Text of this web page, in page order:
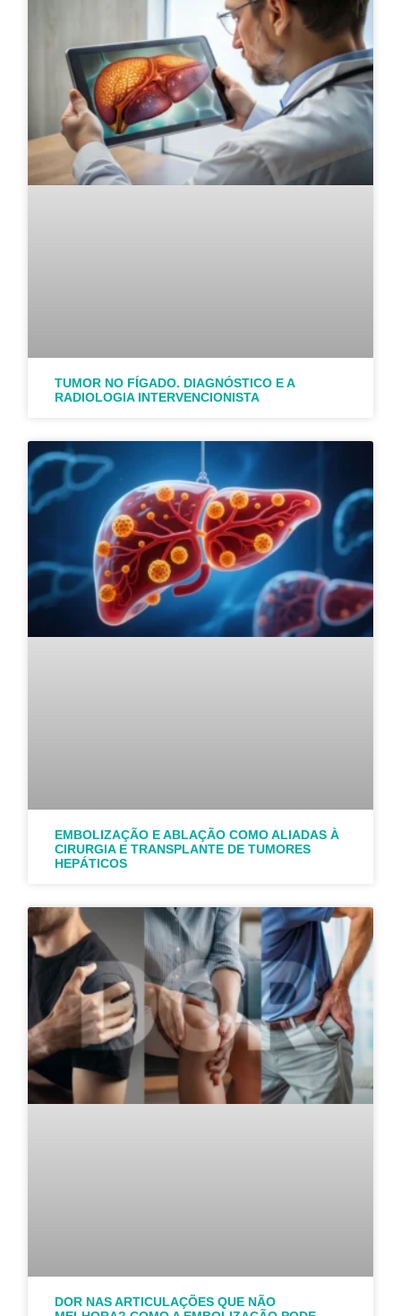
TUMOR NO FÍGADO. DIAGNÓSTICO E A
RADIOLOGIA INTERVENCIONISTA
EMBOLIZAÇÃO E ABLAÇÃO COMO ALIADAS À
CIRURGIA E TRANSPLANTE DE TUMORES
HEPÁTICOS
DOR NAS ARTICULAÇÕES QUE NÃO